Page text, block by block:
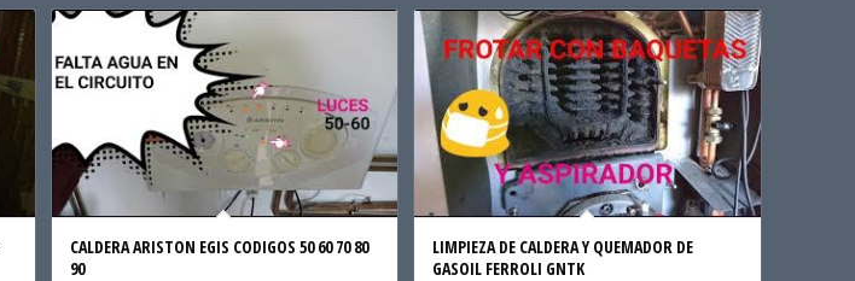
CALDERA ARISTON EGIS CODIGOS 50 60 70 80
90
LIMPIEZA DE CALDERA Y QUEMADOR DE
GASOIL FERROLI GNTK